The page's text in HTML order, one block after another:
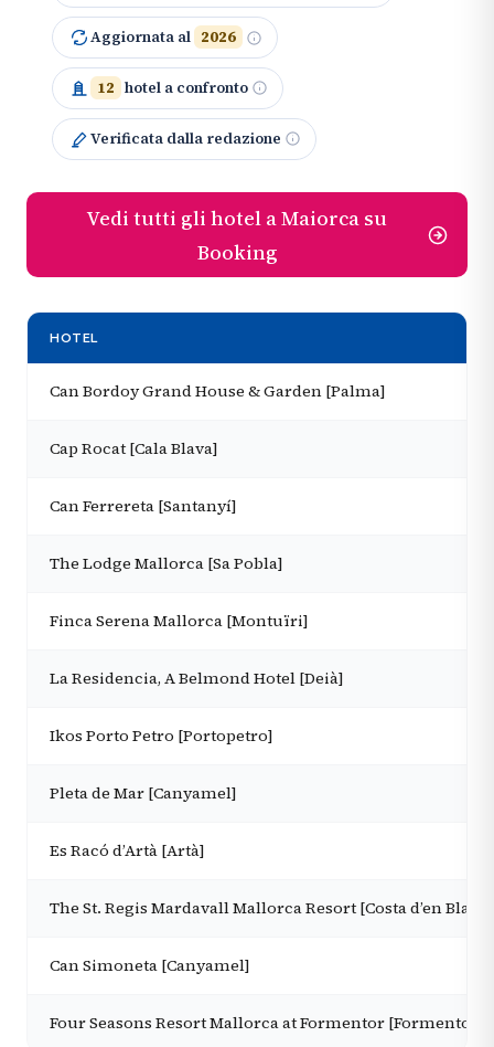
Aggiornata al 2026
12 hotel a confronto
Verificata dalla redazione
Vedi tutti gli hotel a Maiorca su
Booking
HOTEL
Can Bordoy Grand House & Garden [Palma]
Cap Rocat [Cala Blava]
Can Ferrereta [Santanyí]
The Lodge Mallorca [Sa Pobla]
Finca Serena Mallorca [Montuïri]
La Residencia, A Belmond Hotel [Deià]
Ikos Porto Petro [Portopetro]
Pleta de Mar [Canyamel]
Es Racó d’Artà [Artà]
The St. Regis Mardavall Mallorca Resort [Costa d’en
Can Simoneta [Canyamel]
Four Seasons Resort Mallorca at Formentor [Formentor]